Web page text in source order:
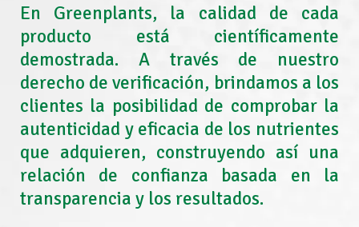
En Greenplants, la calidad de cada
producto está científicamente
demostrada. A través de nuestro
derecho de verificación, brindamos a los
clientes la posibilidad de comprobar la
autenticidad y eficacia de los nutrientes
que adquieren, construyendo así una
relación de confianza basada en la
transparencia y los resultados.